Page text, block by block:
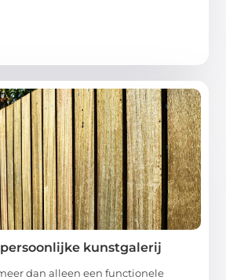
kunstgalerij
dan alleen een functionele